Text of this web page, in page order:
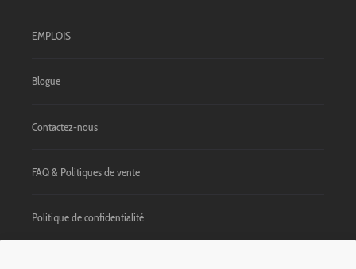
EMPLOIS
Blogue
Contactez-nous
FAQ & Politiques de vente
Politique de confidentialité